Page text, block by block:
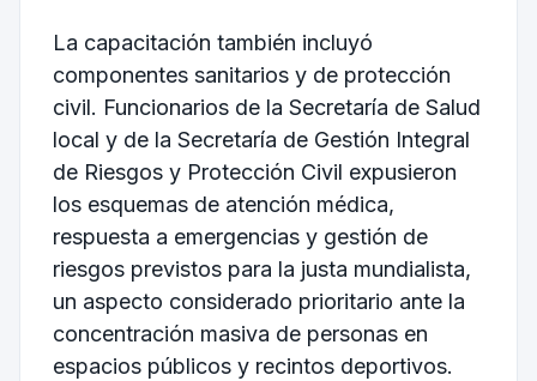
La capacitación también incluyó
componentes sanitarios y de protección
civil. Funcionarios de la Secretaría de Salud
local y de la Secretaría de Gestión Integral
de Riesgos y Protección Civil expusieron
los esquemas de atención médica,
respuesta a emergencias y gestión de
riesgos previstos para la justa mundialista,
un aspecto considerado prioritario ante la
concentración masiva de personas en
espacios públicos y recintos deportivos.